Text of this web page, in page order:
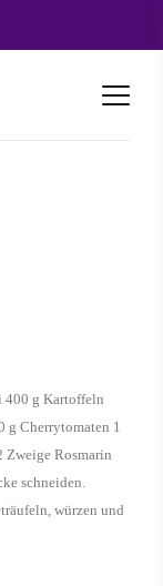
400 g Kartoffeln
g Cherrytomaten 1
Zweige Rosmarin
schneiden.
würzen und